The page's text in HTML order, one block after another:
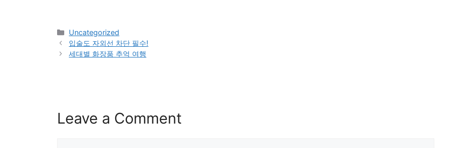
Categories
Uncategorized
입술도 자외선 차단 필수!
세대별 화장품 추억 여행
Leave a Comment